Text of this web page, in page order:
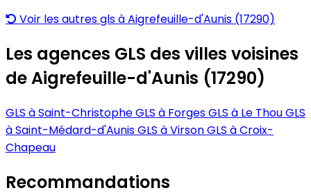
Voir les autres gls à Aigrefeuille-d'Aunis (17290)
Les agences GLS des villes voisines
de Aigrefeuille-d'Aunis (17290)
GLS à Saint-ChristopheGLS à ForgesGLS à Le ThouGLS
à Saint-Médard-d'AunisGLS à VirsonGLS à Croix-
Chapeau
Recommandations